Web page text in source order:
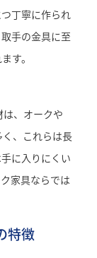
丁寧に作られ
手の金具に至
す。
は、オークや
、これらは長
に入りにくい
家具ならでは
特徴